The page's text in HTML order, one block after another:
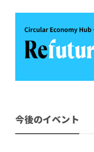
今後のイベント